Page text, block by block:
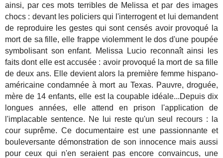
ainsi, par ces mots terribles de Melissa et par des images
chocs : devant les policiers qui l'interrogent et lui demandent
de reproduire les gestes qui sont censés avoir provoqué la
mort de sa fille, elle frappe violemment le dos d'une poupée
symbolisant son enfant. Melissa Lucio reconnaît ainsi les
faits dont elle est accusée : avoir provoqué la mort de sa fille
de deux ans. Elle devient alors la première femme hispano-
américaine condamnée à mort au Texas. Pauvre, droguée,
mère de 14 enfants, elle est la coupable idéale...Depuis dix
longues années, elle attend en prison l'application de
l'implacable sentence. Ne lui reste qu'un seul recours : la
cour suprême. Ce documentaire est une passionnante et
bouleversante démonstration de son innocence mais aussi
pour ceux qui n'en seraient pas encore convaincus, une